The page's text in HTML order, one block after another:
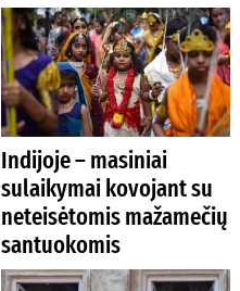
Indijoje – masiniai
sulaikymai kovojant su
neteisėtomis mažamečių
santuokomis